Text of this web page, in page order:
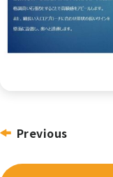
投
稿
Previous